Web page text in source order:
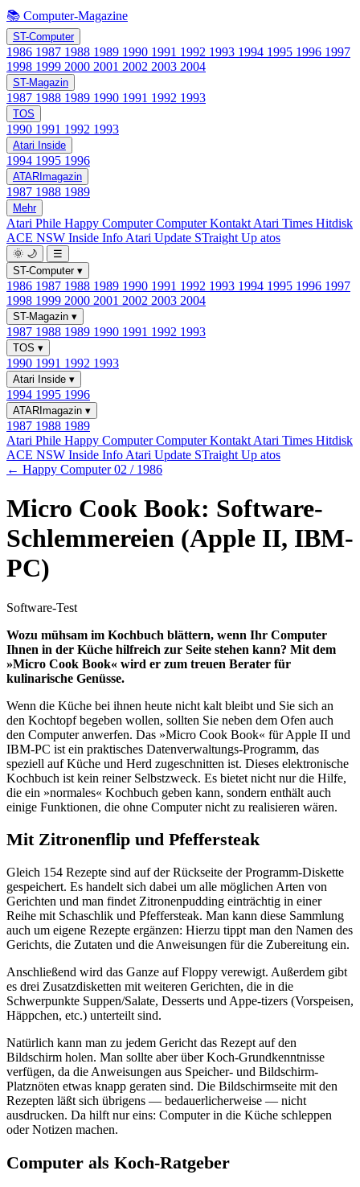
📚 Computer-Magazine
ST-Computer
1986 1987 1988 1989 1990 1991 1992 1993 1994 1995 1996 1997
1998 1999 2000 2001 2002 2003 2004
ST-Magazin
1987 1988 1989 1990 1991 1992 1993
TOS
1990 1991 1992 1993
Atari Inside
1994 1995 1996
ATARImagazin
1987 1988 1989
Mehr
Atari Phile Happy ComputerComputer Kontakt Atari Times Hitdisk
ACE NSW Inside Info Atari Update STraight Up atos
🌞 🌙
☰
ST-Computer ▾
1986 1987 1988 1989 1990 1991 1992 1993 1994 1995 1996 1997
1998 1999 2000 2001 2002 2003 2004
ST-Magazin ▾
1987 1988 1989 1990 1991 1992 1993
TOS ▾
1990 1991 1992 1993
Atari Inside ▾
1994 1995 1996
ATARImagazin ▾
1987 1988 1989
Atari Phile Happy ComputerComputer Kontakt Atari Times Hitdisk
ACE NSW Inside Info Atari Update STraight Up atos
← Happy Computer 02 / 1986
Micro Cook Book: Software-
Schlemmereien (Apple II, IBM-
PC)
Software-Test
Wozu mühsam im Kochbuch blättern, wenn Ihr Computer
Ihnen in der Küche hilfreich zur Seite stehen kann? Mit dem
»Micro Cook Book« wird er zum treuen Berater für
kulinarische Genüsse.
Wenn die Küche bei ihnen heute nicht kalt bleibt und Sie sich an
den Kochtopf begeben wollen, sollten Sie neben dem Ofen auch
den Computer anwerfen. Das »Micro Cook Book« für Apple II und
IBM-PC ist ein praktisches Datenverwaltungs-Programm, das
speziell auf Küche und Herd zugeschnitten ist. Dieses elektronische
Kochbuch ist kein reiner Selbstzweck. Es bietet nicht nur die Hilfe,
die ein »normales« Kochbuch geben kann, sondern enthält auch
einige Funktionen, die ohne Computer nicht zu realisieren wären.
Mit Zitronenflip und Pfeffersteak
Gleich 154 Rezepte sind auf der Rückseite der Programm-Diskette
gespeichert. Es handelt sich dabei um alle möglichen Arten von
Gerichten und man findet Zitronenpudding einträchtig in einer
Reihe mit Schaschlik und Pfeffersteak. Man kann diese Sammlung
auch um eigene Rezepte ergänzen: Hierzu tippt man den Namen des
Gerichts, die Zutaten und die Anweisungen für die Zubereitung ein.
Anschließend wird das Ganze auf Floppy verewigt. Außerdem gibt
es drei Zusatzdisketten mit weiteren Gerichten, die in die
Schwerpunkte Suppen/Salate, Desserts und Appe-tizers (Vorspeisen,
Häppchen, etc.) unterteilt sind.
Natürlich kann man zu jedem Gericht das Rezept auf den
Bildschirm holen. Man sollte aber über Koch-Grundkenntnisse
verfügen, da die Anweisungen aus Speicher- und Bildschirm-
Platznöten etwas knapp geraten sind. Die Bildschirmseite mit den
Rezepten läßt sich übrigens — bedauerlicherweise — nicht
ausdrucken. Da hilft nur eins: Computer in die Küche schleppen
oder Notizen machen.
Computer als Koch-Ratgeber